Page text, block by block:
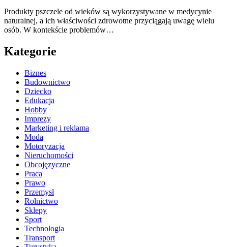
Produkty pszczele od wieków są wykorzystywane w medycynie
naturalnej, a ich właściwości zdrowotne przyciągają uwagę wielu
osób. W kontekście problemów…
Kategorie
Biznes
Budownictwo
Dziecko
Edukacja
Hobby
Imprezy
Marketing i reklama
Moda
Motoryzacja
Nieruchomości
Obcojęzyczne
Praca
Prawo
Przemysł
Rolnictwo
Sklepy
Sport
Technologia
Transport